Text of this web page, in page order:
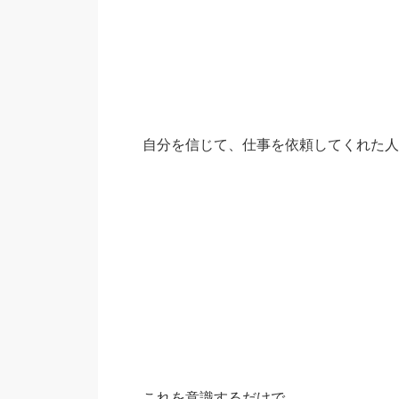
自分を信じて、仕事を依頼してくれた